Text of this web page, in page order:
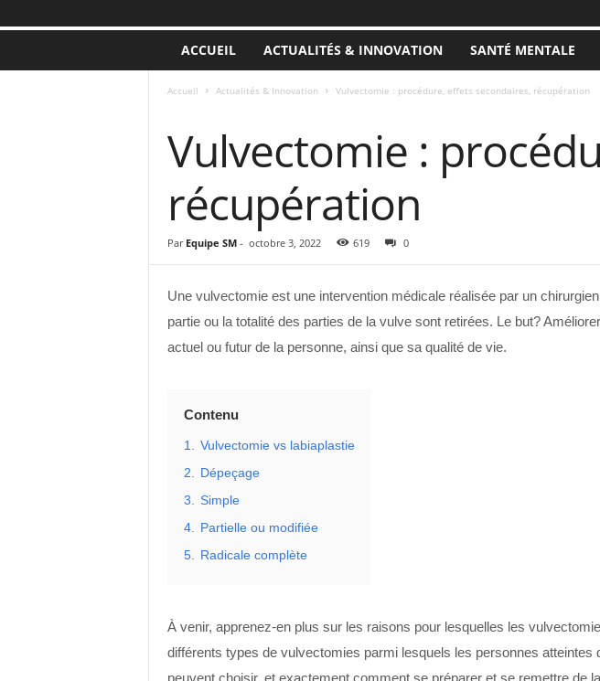
ACCUEIL ACTUALITÉS & INNOVATION SANTÉ MENTALE
Accueil Actualités & Innovation Vulvectomie : procédure, effets secondaires, récupération
Vulvectomie :
récupération
Par Equipe SM- octobre 3, 2022 619 0
Une vulvectomie est une intervention médicale réalisée par un
partie ou la totalité des parties de la vulve sont retirées. Le but?
actuel ou futur de la personne, ainsi que sa qualité de vie.
Contenu
1. Vulvectomie vs labiaplastie
2. Dépeçage
3. Simple
4. Partielle ou modifiée
5. Radicale complète
À venir, apprenez-en plus sur les raisons pour lesquelles les
différents types de vulvectomies parmi lesquels les personnes atteintes
peuvent choisir, et exactement comment se préparer et se remettre de